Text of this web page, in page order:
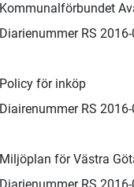
Kommunalförbundet
Diarienummer RS
Policy för inköp
Diairenummer RS
Miljöplan för Västra